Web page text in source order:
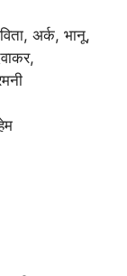
अर्क, भानू,